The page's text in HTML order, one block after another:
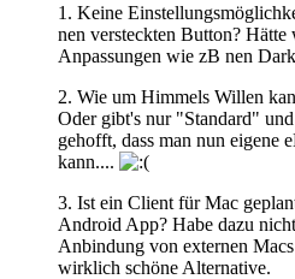
1. Keine
nen versteckten Button? Hätte
Anpassungen wie zB nen
2. Wie um Himmels Willen
Oder gibt's nur "Standard"
gehofft, dass man nun eigene
kann....
3. Ist ein Client für Mac
Android App? Habe dazu
Anbindung von externen
wirklich schöne Alternative.